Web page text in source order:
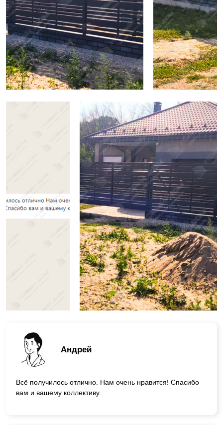
Андрей
Всё получилось отлично. Нам очень нравится! Спасибо
вам и вашему коллективу.